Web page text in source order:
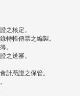
之核定。
轉帳傳票之編製。
。
之送審。
計憑證之保管。